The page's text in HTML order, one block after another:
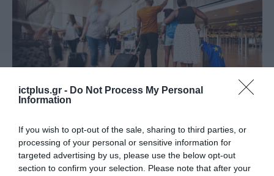
ictplus.gr - Do Not Process My Personal
Information
If you wish to opt-out of the sale, sharing to third parties, or
processing of your personal or sensitive information for
targeted advertising by us, please use the below opt-out
section to confirm your selection. Please note that after your
Τελική έγκριση από το
Ψηφιακό Πιστοποιητικό Covid
09.06.2021